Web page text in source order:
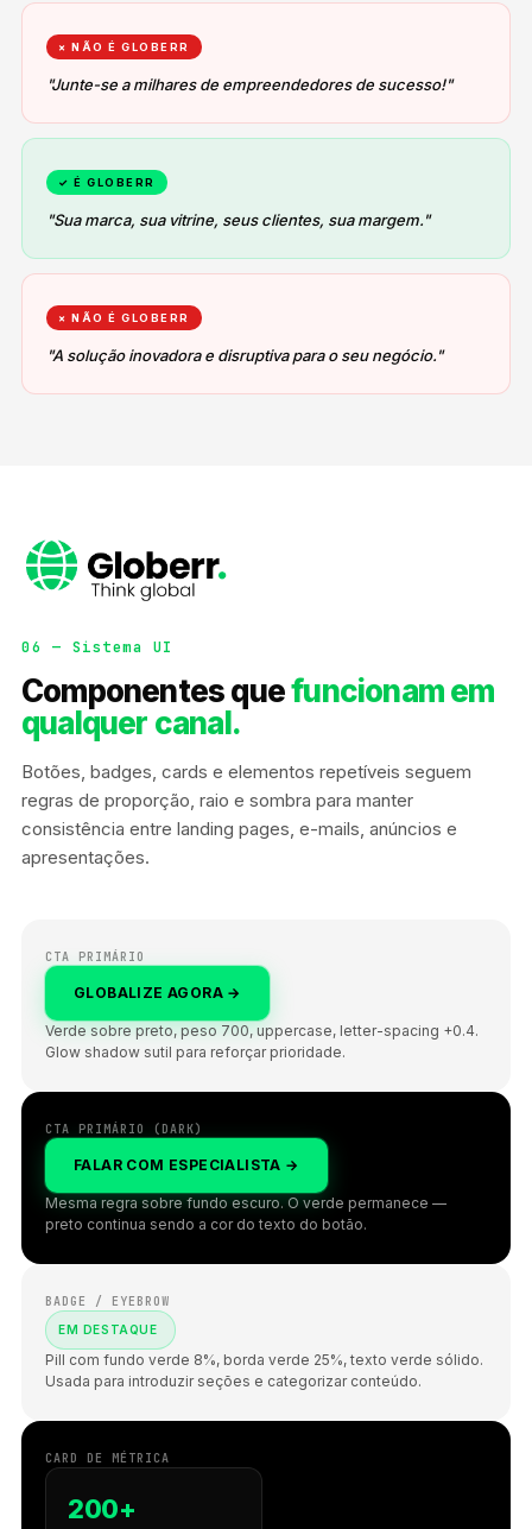
× NÃO É GLOBERR
"Junte-se a milhares de empreendedores de sucesso!"
✓ É GLOBERR
"Sua marca, sua vitrine, seus clientes, sua margem."
× NÃO É GLOBERR
"A solução inovadora e disruptiva para o seu negócio."
06 — Sistema UI
Componentes quefuncionam em
qualquer canal.
Botões, badges, cards e elementos repetíveis seguem
regras de proporção, raio e sombra para manter
consistência entre landing pages, e-mails, anúncios e
apresentações.
CTA PRIMÁRIO
GLOBALIZE AGORA →
Verde sobre preto, peso 700, uppercase, letter-spacing +0.4.
Glow shadow sutil para reforçar prioridade.
CTA PRIMÁRIO (DARK)
FALAR COM ESPECIALISTA →
Mesma regra sobre fundo escuro. O verde permanece —
preto continua sendo a cor do texto do botão.
BADGE / EYEBROW
EM DESTAQUE
Pill com fundo verde 8%, borda verde 25%, texto verde sólido.
Usada para introduzir seções e categorizar conteúdo.
CARD DE MÉTRICA
200+